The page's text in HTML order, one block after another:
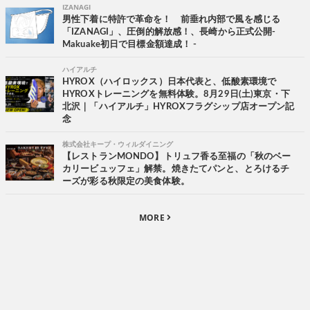
IZANAGI
男性下着に特許で革命を！ 前垂れ内部で風を感じる
「IZANAGI」、圧倒的解放感！、長崎から正式公開-
Makuake初日で目標金額達成！ -
ハイアルチ
HYROX（ハイロックス）日本代表と、低酸素環境で
HYROXトレーニングを無料体験。8月29日(土)東京・下
北沢｜「ハイアルチ」HYROXフラグシップ店オープン記
念
株式会社キープ・ウィルダイニング
【レストランMONDO】トリュフ香る至福の「秋のベー
カリービュッフェ」解禁。焼きたてパンと、とろけるチ
ーズが彩る秋限定の美食体験。
MORE